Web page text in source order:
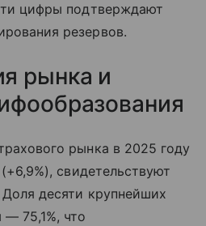
цифры подтверждают
резервов.
рынка и
рынка в 2025 году
свидетельствуют
десяти крупнейших
75,1%, что